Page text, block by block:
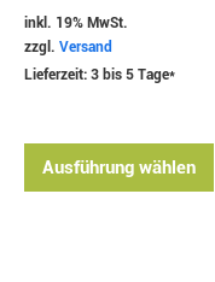
inkl. 19% MwSt.
zzgl. Versand
Lieferzeit: 3 bis 5 Tage*
Ausführung wählen